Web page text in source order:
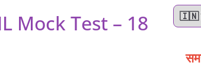
Mock Test – 18